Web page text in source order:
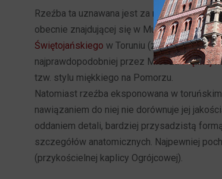
Rzeźba ta uznawana jest za replikę
obecnie znajdującej się w Muzeum
Świętojańskiego w Toruniu (z kaplicy
najprawdopodobniej przez MistrzaPięknej
tzw. stylu miękkiego na Pomorzu.
Natomiast rzeźba eksponowana w
nawiązaniem do niej nie dorównuje jej
oddaniem detali, bardziej przysadzistą
szczegółów anatomicznych. Najpewniej
(przykościelnej kaplicy Ogrójcowej).